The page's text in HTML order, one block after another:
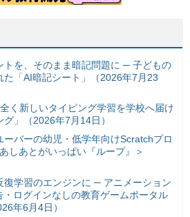
トを、そのまま暗記問題に ─ 子どもの
た「AI暗記シート」（2026年7月23
く新しいタイピング学習を学校へ届け
」（2026年7月14日）
バーの幼児・低学年向けScratchプロ
あとがいっぱい『ループ』＞
復学習のエンジンに ─ アニメーション
・ログインなしの教育ゲームポータル
年6月4日）